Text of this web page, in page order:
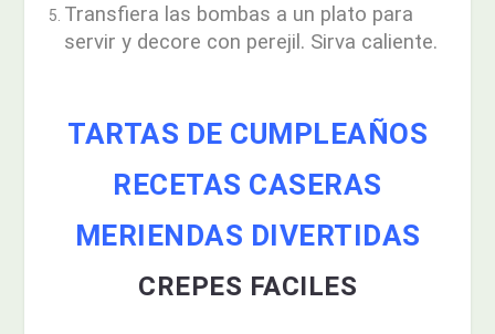
Transfiera las bombas a un plato para
servir y decore con perejil. Sirva caliente.
TARTAS DE CUMPLEAÑOS
RECETAS CASERAS
MERIENDAS DIVERTIDAS
CREPES FACILES